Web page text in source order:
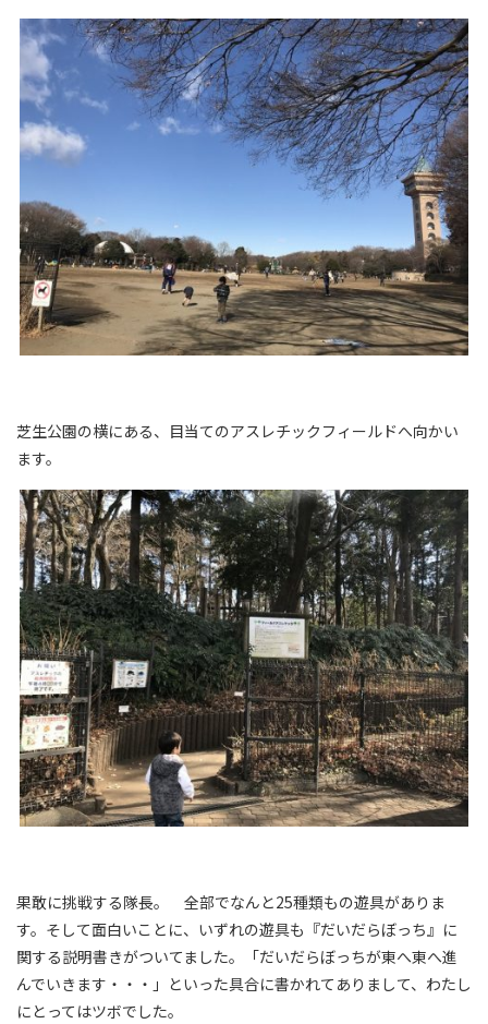
芝生公園の横にある、目当てのアスレチックフィールドへ向かい
ます。
果敢に挑戦する隊長。 全部でなんと25種類もの遊具がありま
す。そして面白いことに、いずれの遊具も『だいだらぼっち』に
関する説明書きがついてました。「だいだらぼっちが東へ東へ進
んでいきます・・・」といった具合に書かれてありまして、わたし
にとってはツボでした。